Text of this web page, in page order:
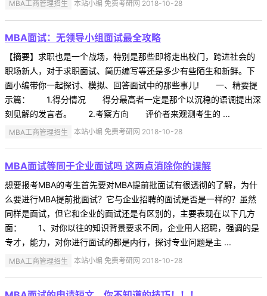
MBA工商管理招生 本站小编 免费考研网 2018-10-28
MBA面试：无领导小组面试最全攻略
【摘要】求职也是一个战场，特别是那些即将走出校门，跨进社会的
职场新人，对于求职面试、简历编写等还是多少有些陌生和新鲜。下
面小编带你一起探讨、模拟、回答面试中的那些事儿! 一、精要提
示篇： 1.得分情况 得分最高者一定是那个以沉稳的语调提出深
刻见解的发言者。 2.考察方向 评价者来观测考生的 ...
MBA工商管理招生 本站小编 免费考研网 2018-10-28
MBA面试等同于企业面试吗 这两点消除你的误解
想要报考MBA的考生首先要对MBA提前批面试有很透彻的了解，为什
么要进行MBA提前批面试？它与企业招聘的面试是否是一样的？虽然
同样是面试，但它和企业的面试还是有区别的，主要表现在以下几方
面： 1、对你以往的知识背景要求不同，企业用人招聘，强调的是
专才，能力，对你进行面试的都是内行，探讨专业问题是主 ...
MBA工商管理招生 本站小编 免费考研网 2018-10-28